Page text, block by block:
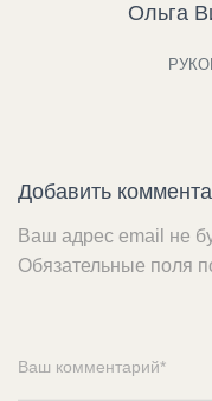
Ольга
Добавить
Ваш адрес email не
Обязательные поля